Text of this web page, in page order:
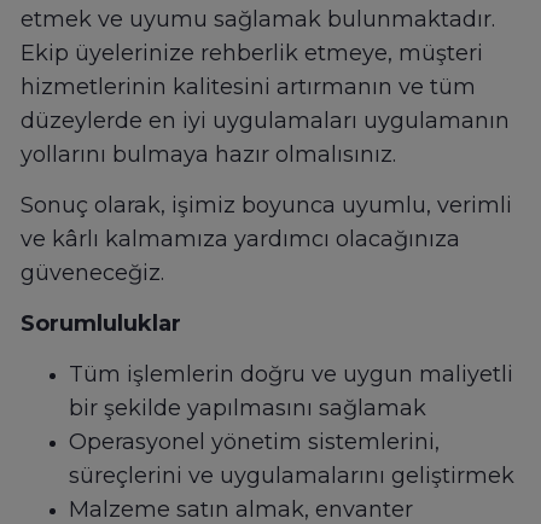
etmek ve uyumu sağlamak bulunmaktadır.
Ekip üyelerinize rehberlik etmeye, müşteri
hizmetlerinin kalitesini artırmanın ve tüm
düzeylerde en iyi uygulamaları uygulamanın
yollarını bulmaya hazır olmalısınız.
Sonuç olarak, işimiz boyunca uyumlu, verimli
ve kârlı kalmamıza yardımcı olacağınıza
güveneceğiz.
Sorumluluklar
Tüm işlemlerin doğru ve uygun maliyetli
bir şekilde yapılmasını sağlamak
Operasyonel yönetim sistemlerini,
süreçlerini ve uygulamalarını geliştirmek
Malzeme satın almak, envanter